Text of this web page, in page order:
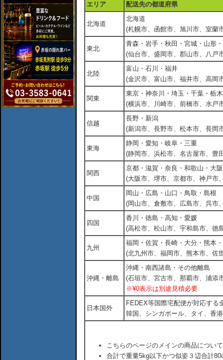
エリア 配送先の都道府県
北海道
北海道
(札幌市、函館市、旭川市、室蘭
東北
青森・岩手・秋田・宮城・山形
(仙台市、盛岡市、郡山市、八戸
北陸
富山・石川・福井
(金沢市、富山市、福井市、高岡
関東
東京・神奈川・埼玉・千葉・栃
(横浜市、川崎市、前橋市、水戸
信越
長野・新潟
(新潟市、長野市、松本市、長岡
東海
静岡・愛知・岐阜・三重
(静岡市、浜松市、名古屋市、豊
関西
京都・滋賀・奈良・和歌山・大
(大阪市、堺市、京都市、神戸市
中国
岡山・広島・山口・鳥取・島根
(岡山市、倉敷市、広島市、呉市
四国
香川・徳島・高知・愛媛
(高松市、松山市、宇和島市、徳
九州
福岡・佐賀・長崎・大分・熊本
(北九州市、福岡市、熊本市、佐
沖縄・離島
沖縄・南西諸島・その他離島
(石垣市、宮古市、那覇市、浦添
※¥0表示は別途見積必要
日本国外
FEDEX等国際宅配便が対応す
韓国、シンガポール、タイ、香
こちらのページのメインの商品につい
合計で重量5kg以下かつ似姿３辺合計